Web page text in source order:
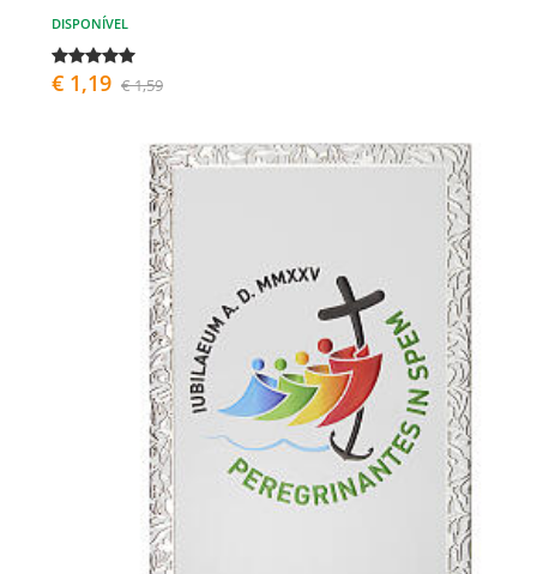
DISPONÍVEL
€ 1,19 € 1,59